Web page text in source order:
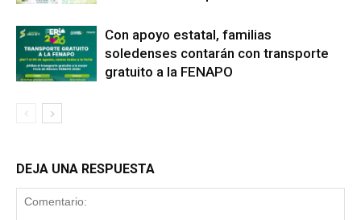
Con apoyo estatal, familias
soledenses contarán con transporte
gratuito a la FENAPO
DEJA UNA RESPUESTA